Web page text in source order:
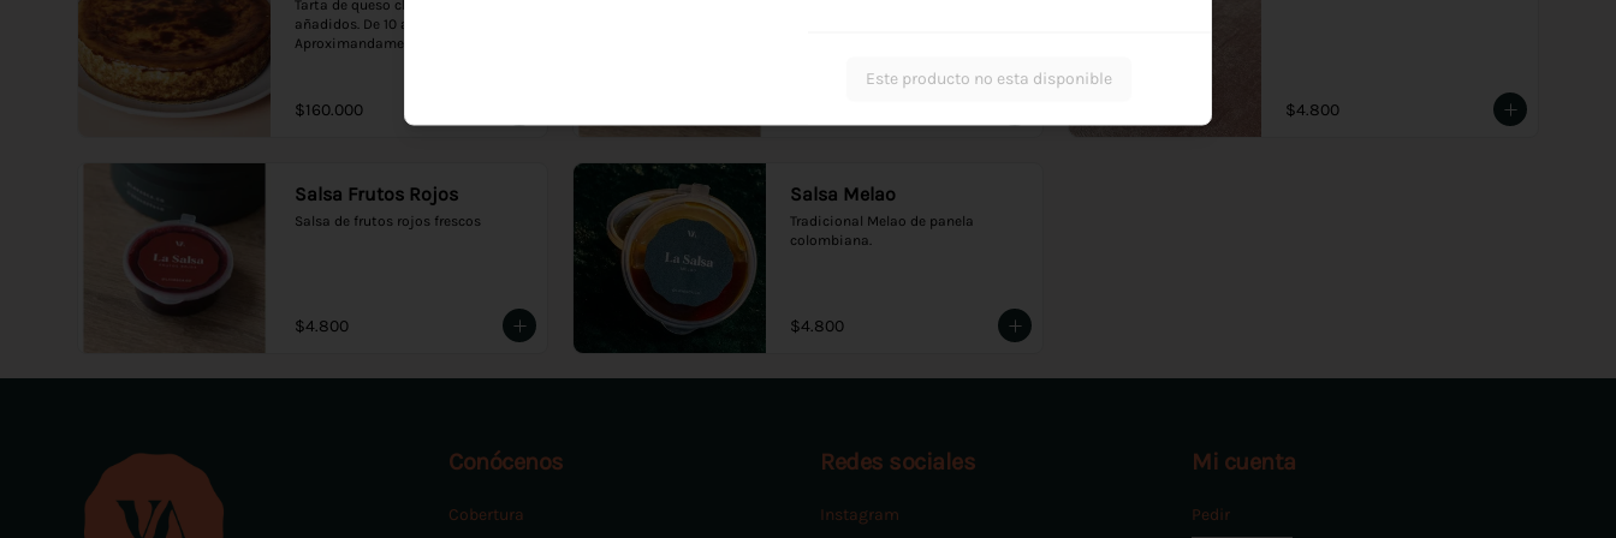
Tarta de queso clásica sin azúcares
añadidos. De 10 a 12 porciones.
Aproximandamente 1600 gramos.
$160.000 $4.800
Salsa Frutos Rojos
Salsa de frutos rojos frescos
$4.800
Salsa Melao
Tradicional Melao de panela
colombiana.
$4.800
Conócenos
Cobertura
Redes sociales
Instagram
Mi cuenta
Pedir
Este producto no esta disponible